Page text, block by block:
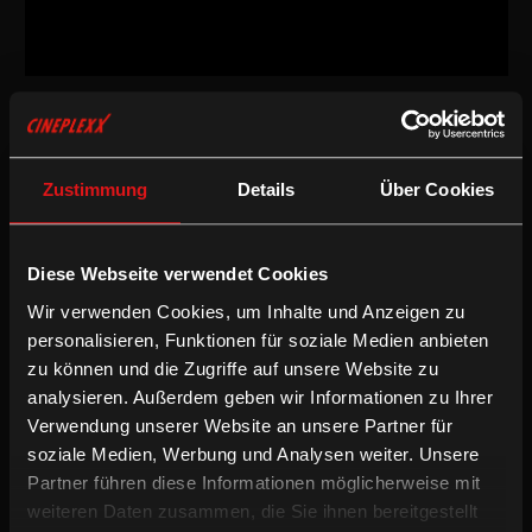
Zustimmung Details Über Cookies
Diese Webseite verwendet Cookies
Wir verwenden Cookies, um Inhalte und Anzeigen zu
personalisieren, Funktionen für soziale Medien anbieten
zu können und die Zugriffe auf unsere Website zu
analysieren. Außerdem geben wir Informationen zu Ihrer
Verwendung unserer Website an unsere Partner für
soziale Medien, Werbung und Analysen weiter. Unsere
Partner führen diese Informationen möglicherweise mit
weiteren Daten zusammen, die Sie ihnen bereitgestellt
2025
AT
Regie:Evi Romen
Evi Romen
Kamera:Martin Gschlacht
Besetzung:Andrea Wenzl, Simon Frühwirth, Michael Pink, Alicia
Edelweiss, Robert Stadlober, Oliver Welter, Wolfgang Schlögl u.a.
Fassung:
Deutsche OV
Drama/Neu im VOD CLUB
Helen(e) kehrt nach vielen Jahren und einer bescheidenen
musikalischen Karriere in London in ihren Heimatort zurück. Ihre